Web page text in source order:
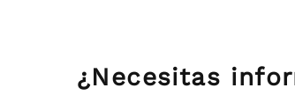
¿Necesitas